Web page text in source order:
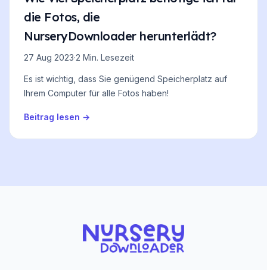
die Fotos, die
NurseryDownloader herunterlädt?
27 Aug 2023·2 Min. Lesezeit
Es ist wichtig, dass Sie genügend Speicherplatz auf
Ihrem Computer für alle Fotos haben!
Beitrag lesen →